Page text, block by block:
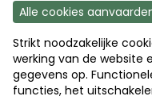
Alle cookies
Strikt noodzakelijke
werking van de website
gegevens op.
functies, het